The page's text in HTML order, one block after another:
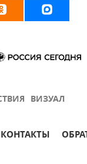
ВИЗУАЛ
КОНТАКТЫ